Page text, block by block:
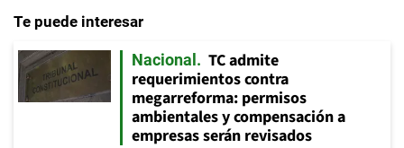
Te puede interesar
Nacional
TC admite
requerimientos contra
megarreforma: permisos
ambientales y compensación a
empresas serán revisados